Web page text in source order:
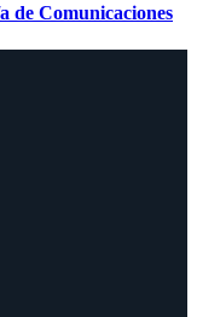
de Comunicaciones